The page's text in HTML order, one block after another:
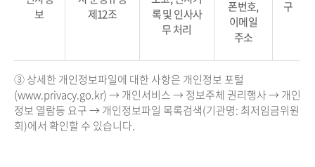
보
제12조
록 및 인사사
무 처리
폰번호,
이메일
주소
구
③ 상세한 개인정보파일에 대한 사항은 개인정보 포털
(www.privacy.go.kr) → 개인서비스 → 정보주체 권리행사 → 개인
정보 열람등 요구 → 개인정보파일 목록검색(기관명: 최저임금위원
회)에서 확인할 수 있습니다.